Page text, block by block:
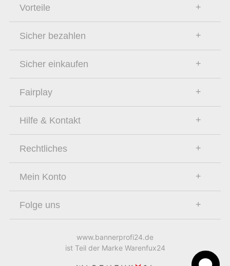
Vorteile
Sicher bezahlen
Sicher einkaufen
Fairplay
Hilfe & Kontakt
Rechtliches
Mein Konto
Folge uns
www.bannerprofi24.de
ist Teil der Marke Warenfux24